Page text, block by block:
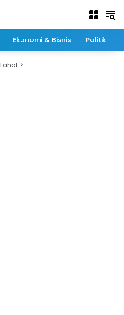
Ekonomi & Bisnis Politik
Lahat